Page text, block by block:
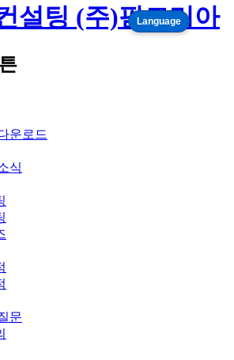
Language
운로드
식
문